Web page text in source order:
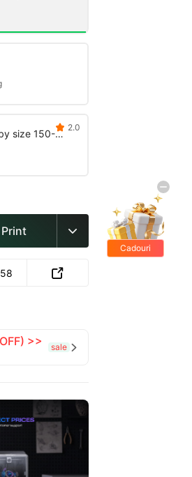
size 150-
 2.0

58 
>>
sale 
Cadouri